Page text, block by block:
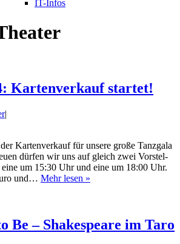
IT-Infos
Kartenverkauf startet!
Kar­ten­ver­kauf für unse­re gro­ße Tanz­ga­la
dür­fen wir uns auf gleich zwei Vor­stel­
um 15:30 Uhr und eine um 18:00 Uhr.
und… Mehr lesen »
Kar­
ten­
Be – Shakespeare im Taro